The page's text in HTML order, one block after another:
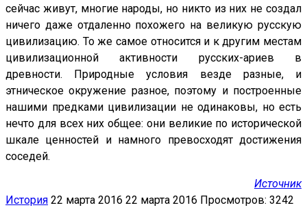
сейчас живут, многие народы, но никто из них не создал
ничего даже отдаленно похожего на великую русскую
цивилизацию. То же самое относится и к другим местам
цивилизационной активности русских-ариев в
древности. Природные условия везде разные, и
этническое окружение разное, поэтому и построенные
нашими предками цивилизации не одинаковы, но есть
нечто для всех них общее: они великие по исторической
шкале ценностей и намного превосходят достижения
соседей.
Источник
История 22 марта 2016 22 марта 2016 Просмотров: 3242